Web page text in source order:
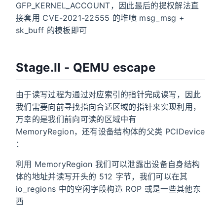
GFP_KERNEL_ACCOUNT，因此最后的提权解法直
接套用 CVE-2021-22555 的堆喷 msg_msg +
sk_buff 的模板即可
Stage.II - QEMU escape
由于读写过程为通过对应索引的指针完成读写，因此
我们需要向前寻找指向合适区域的指针来实现利用，
万幸的是我们前向可读的区域中有
MemoryRegion，还有设备结构体的父类 PCIDevice
：
利用 MemoryRegion 我们可以泄露出设备自身结构
体的地址并读写开头的 512 字节，我们可以在其
io_regions 中的空闲字段构造 ROP 或是一些其他东
西